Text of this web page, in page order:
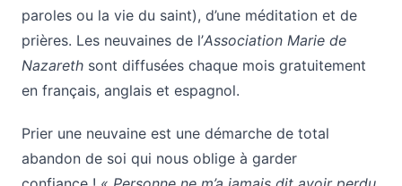
paroles ou la vie du saint), d’une méditation et de
prières. Les neuvaines de l’Association Marie de
Nazareth sont diffusées chaque mois gratuitement
en français, anglais et espagnol.
Prier une neuvaine est une démarche de total
abandon de soi qui nous oblige à garder